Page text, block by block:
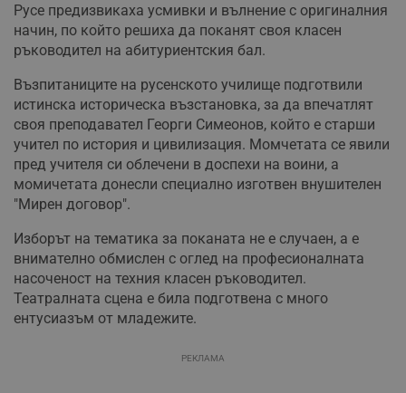
Русе предизвикаха усмивки и вълнение с оригиналния
начин, по който решиха да поканят своя класен
ръководител на абитуриентския бал.
Възпитаниците на русенското училище подготвили
истинска историческа възстановка, за да впечатлят
своя преподавател Георги Симеонов, който е старши
учител по история и цивилизация. Момчетата се явили
пред учителя си облечени в доспехи на воини, а
момичетата донесли специално изготвен внушителен
"Мирен договор".
Изборът на тематика за поканата не е случаен, а е
внимателно обмислен с оглед на професионалната
насоченост на техния класен ръководител.
Театралната сцена е била подготвена с много
ентусиазъм от младежите.
РЕКЛАМА